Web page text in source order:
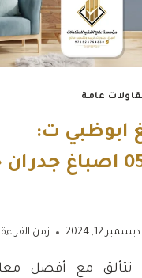
عامة
ابوظبي ت:
0523754330 اصباغ
ديسمبر 12, 2024 زمن القراءة
تتألق مع أفضل